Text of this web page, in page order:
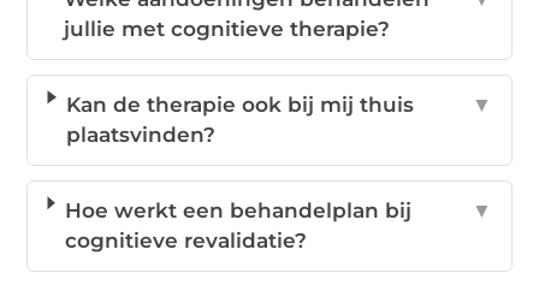
jullie met cognitieve therapie?
Kan de therapie ook bij mij thuis
plaatsvinden?
▼
Hoe werkt een behandelplan bij
cognitieve revalidatie?
▼